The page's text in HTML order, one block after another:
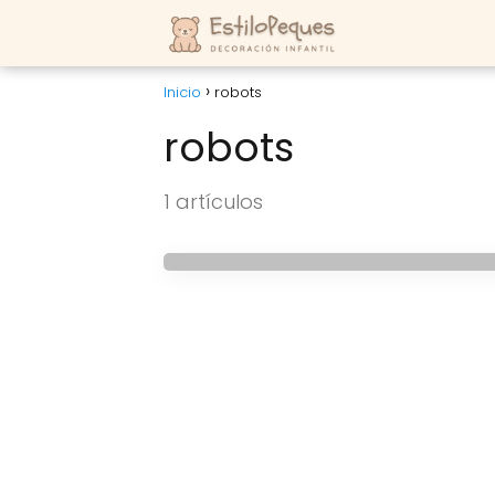
Inicio robots
robots
1 artículos
HABITACIONES DE BEBES
Habitación para